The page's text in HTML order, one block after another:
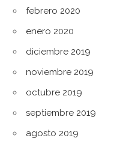
febrero 2020
enero 2020
diciembre 2019
noviembre 2019
octubre 2019
septiembre 2019
agosto 2019